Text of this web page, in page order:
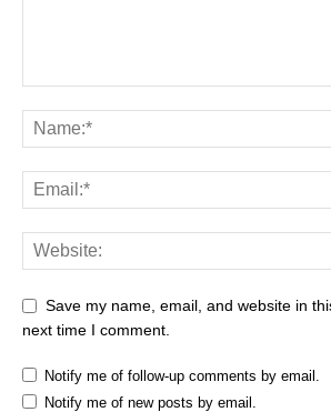
Save my name, email, and website in
next time I comment.
Notify me of follow-up comments by email.
Notify me of new posts by email.